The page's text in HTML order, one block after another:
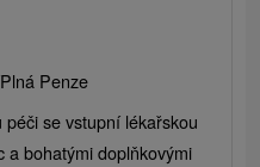
Plná Penze
se vstupní lékařskou
a bohatými doplňkovými